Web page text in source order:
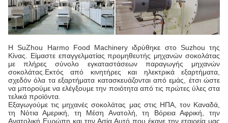
Η SuZhou Harmo Food Machinery ιδρύθηκε στο Suzhou της
Κίνας. Είμαστε επαγγελματίας προμηθευτής μηχανών σοκολάτας
με πλήρες σύνολο εγκαταστάσεων παραγωγής μηχανών
σοκολάτας.Εκτός από κινητήρες και ηλεκτρικά εξαρτήματα,
σχεδόν όλα τα εξαρτήματα κατασκευάζονται από εμάς, έτσι ώστε
να μπορούμε να ελέγξουμε την ποιότητα από τις πρώτες ύλες στα
τελικά προϊόντα.
Εξαγωγούμε τις μηχανές σοκολάτας μας στις ΗΠΑ, τον Καναδά,
τη Νότια Αμερική, τη Μέση Ανατολή, τη Βόρεια Αφρική, την
Ανατολική Ευρώπη και την Ασία.Αυτό που έκανε την εταιρεία μας